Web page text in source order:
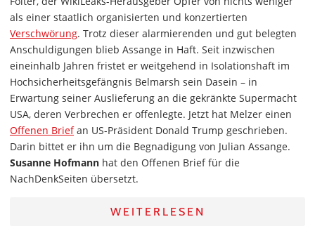
als einer staatlich organisierten und konzertierten
Verschwörung. Trotz dieser alarmierenden und gut belegten
Anschuldigungen blieb Assange in Haft. Seit inzwischen
eineinhalb Jahren fristet er weitgehend in Isolationshaft im
Hochsicherheitsgefängnis Belmarsh sein Dasein – in
Erwartung seiner Auslieferung an die gekränkte Supermacht
USA, deren Verbrechen er offenlegte. Jetzt hat Melzer einen
Offenen Briefan US-Präsident Donald Trump geschrieben.
Darin bittet er ihn um die Begnadigung von Julian Assange.
Susanne Hofmann hat den Offenen Brief für die
NachDenkSeiten übersetzt.
WEITERLESEN